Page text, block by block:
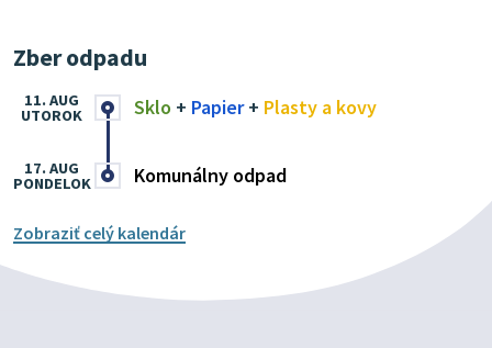
Zber odpadu
Sklo + Papier+ Plasty a kovy
11. AUG
UTOROK
Komunálny odpad
17. AUG
PONDELOK
Zobraziť celý kalendár